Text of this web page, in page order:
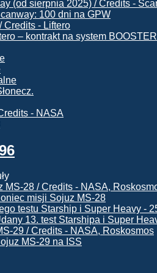
100 dni na GPW
– kontrakt na system BOOSTER
misji Sojuz MS-28
13. test Starshipa i Super
MS-29 na ISS